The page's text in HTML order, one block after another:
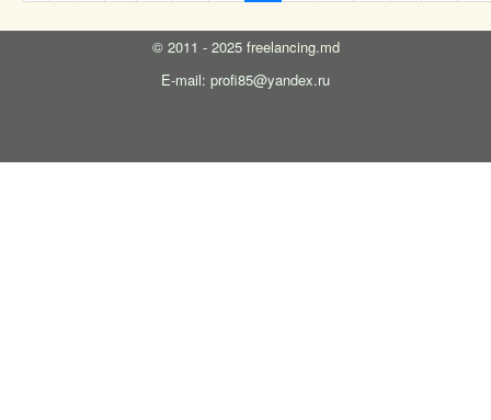
© 2011 - 2025 freelancing.md
E-mail: profi85@yandex.ru